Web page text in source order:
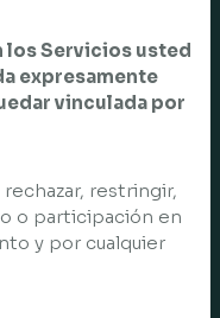
los Servicios usted
expresamente
vinculada por
restringir,
o participación en
y por cualquier